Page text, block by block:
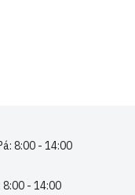
8:00 - 14:00
8:00 - 14:00